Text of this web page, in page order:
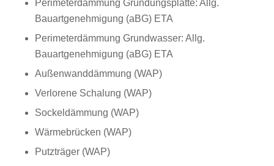
Perimeterdämmung Gründungsplatte: Allg.
Bauartgenehmigung (aBG) ETA
Perimeterdämmung Grundwasser: Allg.
Bauartgenehmigung (aBG) ETA
Außenwanddämmung (WAP)
Verlorene Schalung (WAP)
Sockeldämmung (WAP)
Wärmebrücken (WAP)
Putzträger (WAP)